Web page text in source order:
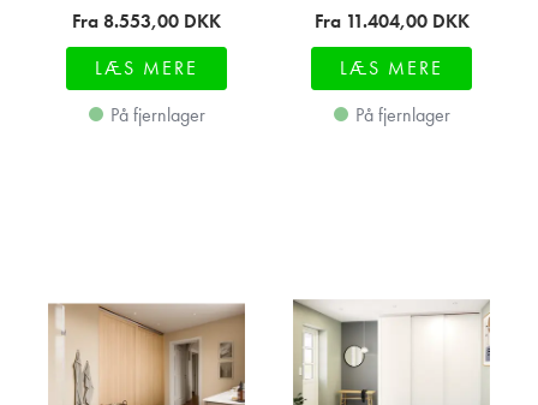
Fra 8.553,00 DKK
LÆS MERE
På fjernlager
Fra 11.404,00 DKK
LÆS MERE
På fjernlager